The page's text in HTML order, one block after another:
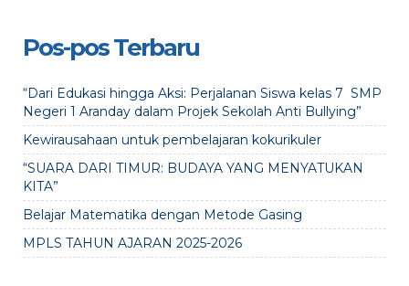
Pos-pos Terbaru
“Dari Edukasi hingga Aksi: Perjalanan Siswa kelas 7 SMP
Negeri 1 Aranday dalam Projek Sekolah Anti Bullying”
Kewirausahaan untuk pembelajaran kokurikuler
“SUARA DARI TIMUR: BUDAYA YANG MENYATUKAN
KITA”
Belajar Matematika dengan Metode Gasing
MPLS TAHUN AJARAN 2025-2026